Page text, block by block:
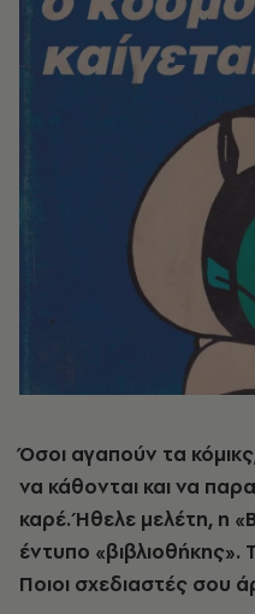
Όσοι αγαπούν τα
να κάθονται και να
καρέ. Ήθελε μελέτη, η
έντυπο «βιβλιοθήκης».
Ποιοι σχεδιαστές σου